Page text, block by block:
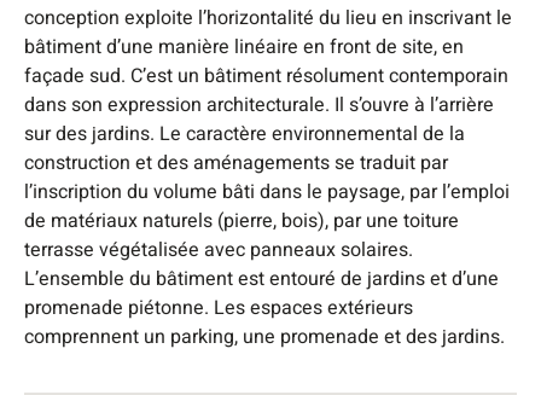
conception exploite l’horizontalité du lieu en inscrivant le
bâtiment d’une manière linéaire en front de site, en
façade sud. C’est un bâtiment résolument contemporain
dans son expression architecturale. Il s’ouvre à l’arrière
sur des jardins. Le caractère environnemental de la
construction et des aménagements se traduit par
l’inscription du volume bâti dans le paysage, par l’emploi
de matériaux naturels (pierre, bois), par une toiture
terrasse végétalisée avec panneaux solaires.
L’ensemble du bâtiment est entouré de jardins et d’une
promenade piétonne. Les espaces extérieurs
comprennent un parking, une promenade et des jardins.